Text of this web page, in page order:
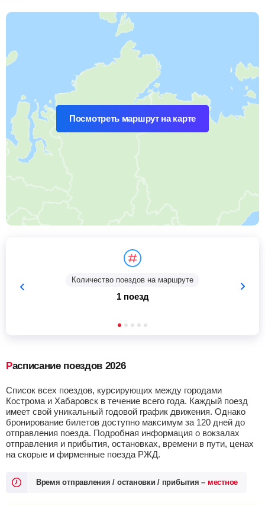
Посмотреть маршрут на карте
Количество поездов на маршруте
1 поезд
Расписание поездов 2026
Список всех поездов, курсирующих между городами
Кострома и Хабаровск в течение всего года. Каждый поезд
имеет свой уникальный годовой график движения. Однако
бронирование билетов доступно максимум за 120 дней до
отправления поезда. Подробная информация о вокзалах
отправления и прибытия, остановках, времени в пути, ценах
на скорые и фирменные поезда РЖД.
Время отправления / остановки / прибытия – местное